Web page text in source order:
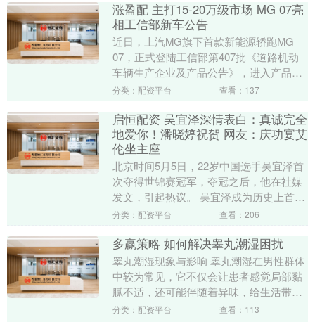
涨盈配 主打15-20万级市场 MG 07亮
相工信部新车公告
近日，上汽MG旗下首款新能源轿跑MG
07，正式登陆工信部第407批《道路机动
车辆生产企业及产品公告》，进入产品公
示阶段。这款专为年轻人打造的7系轿跑，
分类：配资平台 查看：137
启恒配资 吴宜泽深情表白：真诚完全
地爱你！潘晓婷祝贺 网友：庆功宴艾
伦坐主座
北京时间5月5日，22岁中国选手吴宜泽首
次夺得世锦赛冠军，夺冠之后，他在社媒
发文，引起热议。 吴宜泽成为历史上首位
00后世锦赛冠军，也成为继去年的赵心童
分类：配资平台 查看：206
多赢策略 如何解决睾丸潮湿困扰
睾丸潮湿现象与影响 睾丸潮湿在男性群体
中较为常见，它不仅会让患者感觉局部黏
腻不适，还可能伴随着异味，给生活带来
诸多不便。长期处于潮湿环境下，睾丸周
分类：配资平台 查看：113